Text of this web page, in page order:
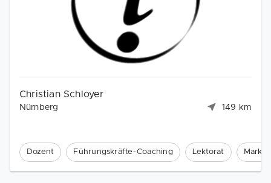
Christian Schloyer
Nürnberg 149 km
Dozent Führungskräfte-Coaching Lektorat